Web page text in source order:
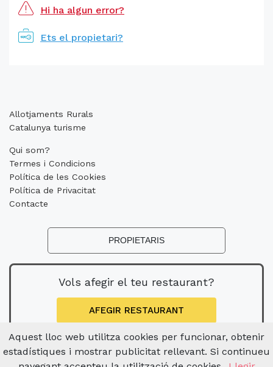
Hi ha algun error?
Ets el propietari?
Allotjaments Rurals
Catalunya turisme
Qui som?
Termes i Condicions
Política de les Cookies
Política de Privacitat
Contacte
PROPIETARIS
Vols afegir el teu restaurant?
AFEGIR RESTAURANT
Aquest lloc web utilitza cookies per funcionar, obtenir
estadístiques i mostrar publicitat rellevant. Si continueu